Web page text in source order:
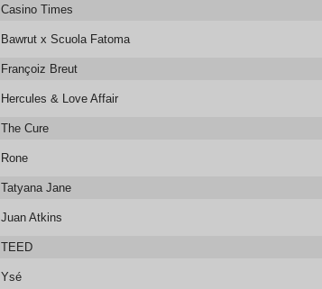
Casino Times
Bawrut x Scuola Fatoma
Françoiz Breut
Hercules & Love Affair
The Cure
Rone
Tatyana Jane
Juan Atkins
TEED
Ysé